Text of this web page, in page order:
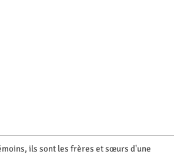
ils sont les frères et sœurs d'une